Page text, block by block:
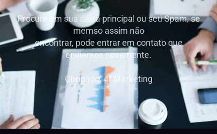
Procure em sua caixa principal ou seu Spam, se
memso assim não
encontrar, pode entrar em contato que
enviamos novamente.
Obrigado, 4f Marketing